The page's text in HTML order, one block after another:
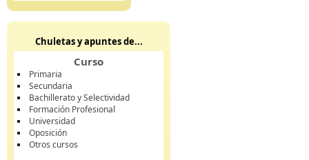
Chuletas y apuntes de...
Curso
Primaria
Secundaria
Bachillerato y Selectividad
Formación Profesional
Universidad
Oposición
Otros cursos